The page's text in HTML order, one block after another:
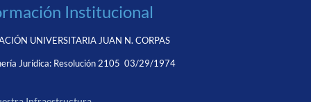
Institucional
UNIVERSITARIA JUAN N. CORPAS
Jurídica: Resolución 2105 03/29/1974